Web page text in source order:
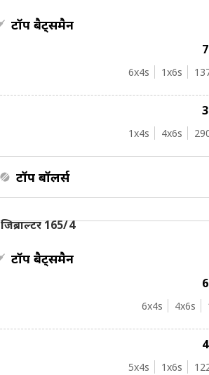
टॉप बैट्समैन
6x4s 1x6s
1x4s 4x6s
टॉप बॉलर्स
जिब्राल्टर 165/4
टॉप बैट्समैन
6x4s 4x6s
5x4s 1x6s